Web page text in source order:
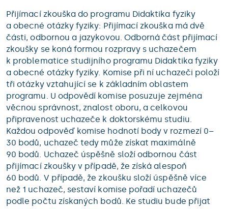
Přijímací zkouška do programu Didaktika fyziky
a obecné otázky fyziky: Přijímací zkouška má dvě
části, odbornou a jazykovou. Odborná část přijímací
zkoušky se koná formou rozpravy s uchazečem
k problematice studijního programu Didaktika fyziky
a obecné otázky fyziky. Komise při ní uchazeči položí
tři otázky vztahující se k základním oblastem
programu. U odpovědí komise posuzuje zejména
věcnou správnost, znalost oboru, a celkovou
připravenost uchazeče k doktorskému studiu.
Každou odpověď komise hodnotí body v rozmezí 0–
30 bodů, uchazeč tedy může získat maximálně
90 bodů. Uchazeč úspěšně složí odbornou část
přijímací zkoušky v případě, že získá alespoň
60 bodů. V případě, že zkoušku složí úspěšně více
než 1 uchazeč, sestaví komise pořadí uchazečů
podle počtu získaných bodů. Ke studiu bude přijat